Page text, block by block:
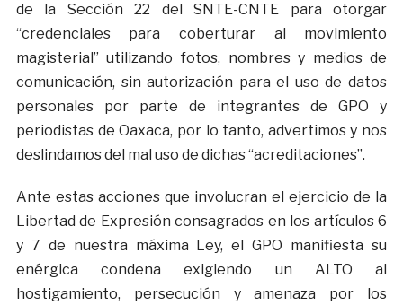
de la Sección 22 del SNTE-CNTE para otorgar
“credenciales para coberturar al movimiento
magisterial” utilizando fotos, nombres y medios de
comunicación, sin autorización para el uso de datos
personales por parte de integrantes de GPO y
periodistas de Oaxaca, por lo tanto, advertimos y nos
deslindamos del mal uso de dichas “acreditaciones”.
Ante estas acciones que involucran el ejercicio de la
Libertad de Expresión consagrados en los artículos 6
y 7 de nuestra máxima Ley, el GPO manifiesta su
enérgica condena exigiendo un ALTO al
hostigamiento, persecución y amenaza por los